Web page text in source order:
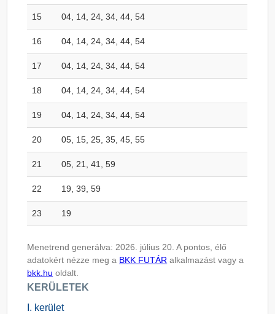
15 04, 14, 24, 34, 44, 54
16 04, 14, 24, 34, 44, 54
17 04, 14, 24, 34, 44, 54
18 04, 14, 24, 34, 44, 54
19 04, 14, 24, 34, 44, 54
20 05, 15, 25, 35, 45, 55
21 05, 21, 41, 59
22 19, 39, 59
23 19
Menetrend generálva: 2026. július 20. A pontos, élő
adatokért nézze meg a BKK FUTÁR alkalmazást vagy a
bkk.hu oldalt.
KERÜLETEK
I. kerület